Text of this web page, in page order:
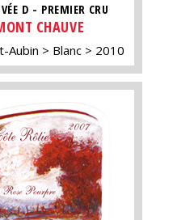
D - PREMIER CRU
CHAUVE
Aubin Blanc 2010